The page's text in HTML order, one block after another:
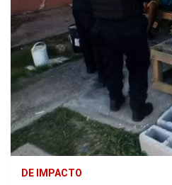
DE IMPACTO